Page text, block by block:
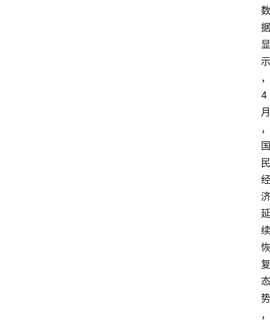
数
据
显
示
，
4
月
，
国
民
经
济
延
续
恢
复
态
势
，